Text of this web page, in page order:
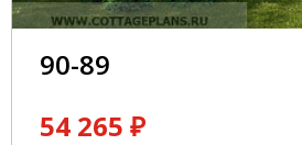
90-89
54 265 ₽